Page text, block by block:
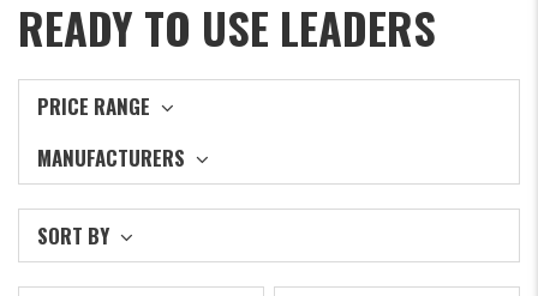
READY TO USE LEADERS
PRICE RANGE
MANUFACTURERS
SORT BY